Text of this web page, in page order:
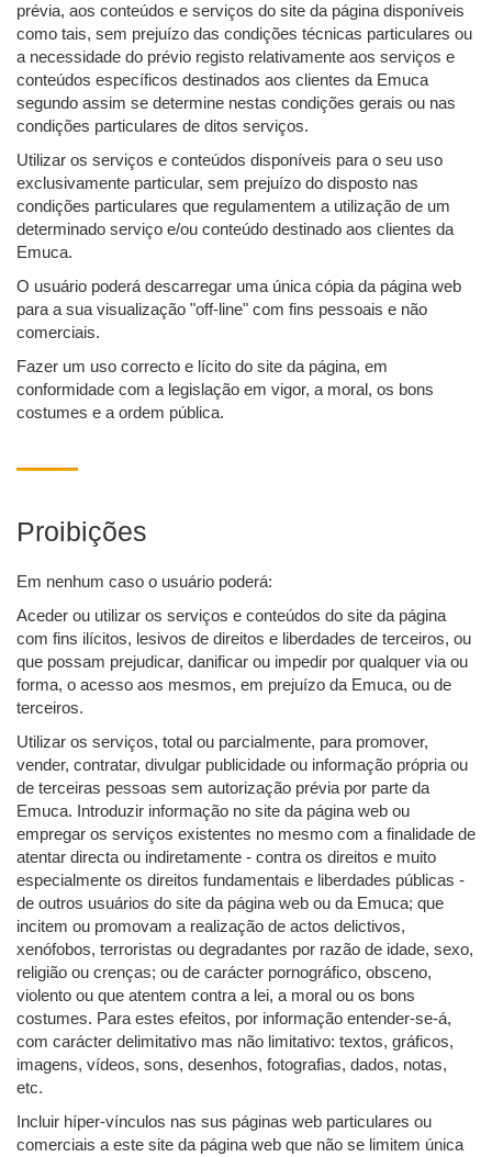
prévia, aos conteúdos e serviços do site da página disponíveis
como tais, sem prejuízo das condições técnicas particulares ou
a necessidade do prévio registo relativamente aos serviços e
conteúdos específicos destinados aos clientes da Emuca
segundo assim se determine nestas condições gerais ou nas
condições particulares de ditos serviços.
Utilizar os serviços e conteúdos disponíveis para o seu uso
exclusivamente particular, sem prejuízo do disposto nas
condições particulares que regulamentem a utilização de um
determinado serviço e/ou conteúdo destinado aos clientes da
Emuca.
O usuário poderá descarregar uma única cópia da página web
para a sua visualização "off-line" com fins pessoais e não
comerciais.
Fazer um uso correcto e lícito do site da página, em
conformidade com a legislação em vigor, a moral, os bons
costumes e a ordem pública.
Proibições
Em nenhum caso o usuário poderá:
Aceder ou utilizar os serviços e conteúdos do site da página
com fins ilícitos, lesivos de direitos e liberdades de terceiros, ou
que possam prejudicar, danificar ou impedir por qualquer via ou
forma, o acesso aos mesmos, em prejuízo da Emuca, ou de
terceiros.
Utilizar os serviços, total ou parcialmente, para promover,
vender, contratar, divulgar publicidade ou informação própria ou
de terceiras pessoas sem autorização prévia por parte da
Emuca. Introduzir informação no site da página web ou
empregar os serviços existentes no mesmo com a finalidade de
atentar directa ou indiretamente - contra os direitos e muito
especialmente os direitos fundamentais e liberdades públicas -
de outros usuários do site da página web ou da Emuca; que
incitem ou promovam a realização de actos delictivos,
xenófobos, terroristas ou degradantes por razão de idade, sexo,
religião ou crenças; ou de carácter pornográfico, obsceno,
violento ou que atentem contra a lei, a moral ou os bons
costumes. Para estes efeitos, por informação entender-se-á,
com carácter delimitativo mas não limitativo: textos, gráficos,
imagens, vídeos, sons, desenhos, fotografias, dados, notas,
etc.
Incluir híper-vínculos nas sus páginas web particulares ou
comerciais a este site da página web que não se limitem única